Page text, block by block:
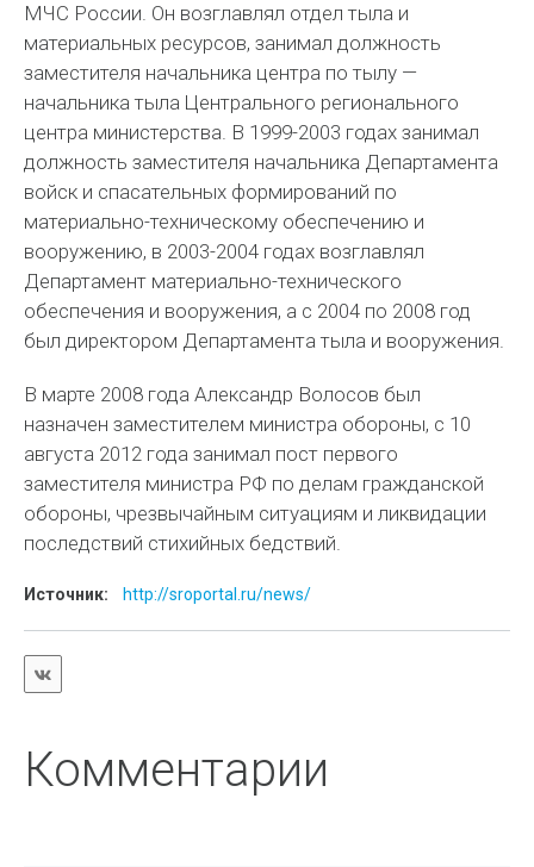
МЧС России. Он возглавлял отдел тыла и
материальных ресурсов, занимал должность
заместителя начальника центра по тылу —
начальника тыла Центрального регионального
центра министерства. В 1999-2003 годах занимал
должность заместителя начальника Департамента
войск и спасательных формирований по
материально-техническому обеспечению и
вооружению, в 2003-2004 годах возглавлял
Департамент материально-технического
обеспечения и вооружения, а с 2004 по 2008 год
был директором Департамента тыла и вооружения.
В марте 2008 года Александр Волосов был
назначен заместителем министра обороны, с 10
августа 2012 года занимал пост первого
заместителя министра РФ по делам гражданской
обороны, чрезвычайным ситуациям и ликвидации
последствий стихийных бедствий.
Источник: http://sroportal.ru/news/
Комментарии